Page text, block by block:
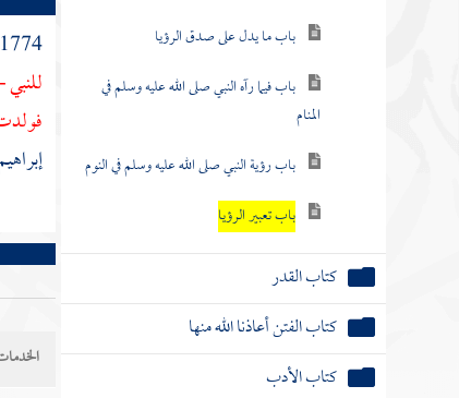
باب ما يدل على صدق الرؤيا
باب فيما رآه النبي صلى الله عليه وسلم في
المنام
باب رؤية النبي صلى الله عليه وسلم في النوم
باب تعبير الرؤيا
كتاب القدر
كتاب الفتن أعاذنا الله منها
كتاب الأدب
11774